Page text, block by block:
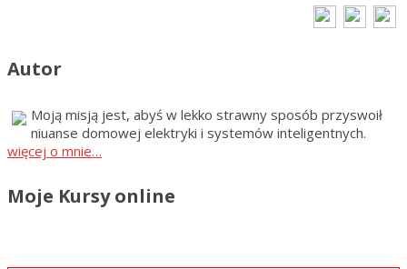
Autor
Moją misją jest, abyś w lekko strawny sposób przyswoił
niuanse domowej elektryki i systemów inteligentnych.
więcej o mnie…
Moje Kursy online